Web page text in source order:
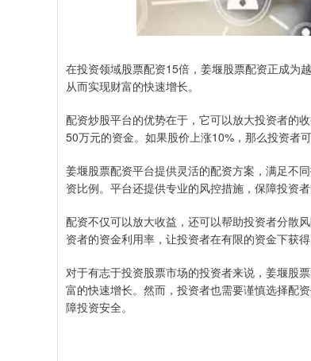
在投资领域股票配资15倍，姜堰股票配资正成为
从而实现财富的快速增长。
配资炒股平台的优势在于，它可以放大投资者的
50万元的资金。如果股价上涨10%，那么投资者
姜堰股票配资平台提供灵活的配资方案，满足不
资比例。平台还提供专业的风控措施，保障投资者
配资不仅可以放大收益，还可以帮助投资者分散
资者的资金利用率，让投资者在有限的资金下获得
对于有志于投资股票市场的投资者来说，姜堰股
富的快速增长。然而，投资者也需要谨慎选择配
障投资安全。